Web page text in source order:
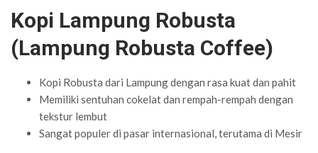
Kopi Lampung Robusta
(Lampung Robusta Coffee)
Kopi Robusta dari Lampung dengan rasa kuat dan pahit
Memiliki sentuhan cokelat dan rempah-rempah dengan
tekstur lembut
Sangat populer di pasar internasional, terutama di Mesir